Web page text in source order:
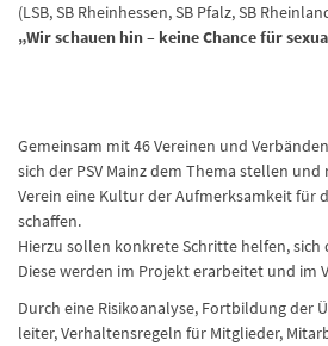
(LSB, SB Rheinhessen, SB Pfalz, SB
„Wir schauen hin – keine Chance für
Gemeinsam mit 46 Vereinen und
sich der PSV Mainz dem Thema stellen
Verein eine Kultur der Aufmerksamkeit für
schaffen.
Hierzu sollen konkrete Schritte helfen,
Diese werden im Projekt erarbeitet und im
Durch eine Risikoanalyse, Fortbildung der
leiter, Verhaltensregeln für Mitglieder,